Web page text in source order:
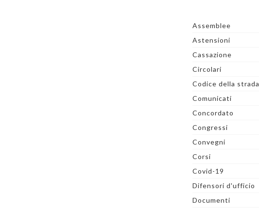
Assemblee
Astensioni
Cassazione
Circolari
Codice della strada
Comunicati
Concordato
Congressi
Convegni
Corsi
Covid-19
Difensori d'ufficio
Documenti